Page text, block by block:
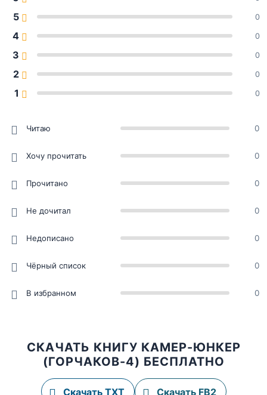
5 0
4 0
3 0
2 0
1 0
Читаю 0
Хочу прочитать 0
Прочитано 0
Не дочитал 0
Недописано 0
Чёрный список 0
В избранном 0
СКАЧАТЬ КНИГУ КАМЕР-ЮНКЕР
(ГОРЧАКОВ-4) БЕСПЛАТНО
Скачать TXT Скачать FB2